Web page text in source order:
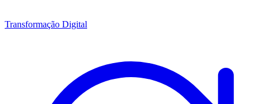
Transformação Digital